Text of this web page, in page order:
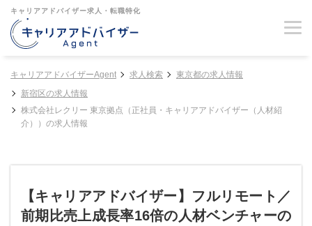
キャリアアドバイザー求人・転職特化
キャリアアドバイザーAgent 求人検索
東京都の求人情報
新宿区の求人情報
株式会社レクリー 東京拠点（正社員・キャリアアドバイザー（人材紹
介））の求人情報
【キャリアアドバイザー】フルリモート／
前期比売上成長率16倍の人材ベンチャーの